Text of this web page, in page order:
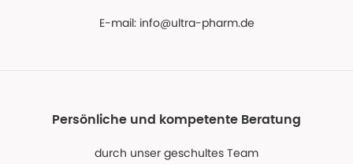
E-mail: info@ultra-pharm.de
Persönliche und kompetente Beratung
durch unser geschultes Team